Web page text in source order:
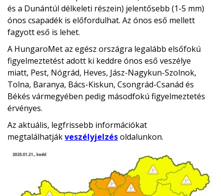
és a Dunántúl délkeleti részein) jelentősebb (1-5 mm)
ónos csapadék is előfordulhat. Az ónos eső mellett
fagyott eső is lehet.
A HungaroMet az egész országra legalább elsőfokú
figyelmeztetést adott ki keddre ónos eső veszélye
miatt, Pest, Nógrád, Heves, Jász-Nagykun-Szolnok,
Tolna, Baranya, Bács-Kiskun, Csongrád-Csanád és
Békés vármegyében pedig másodfokú figyelmeztetés
érvényes.
Az aktuális, legfrissebb információkat
megtalálhatjákveszélyjelzésoldalunkon.